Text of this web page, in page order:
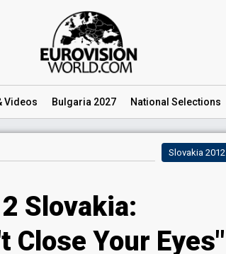
Videos Bulgaria 2027 National Selections
Slovakia 2012
Slovakia:
Close Your Eyes"